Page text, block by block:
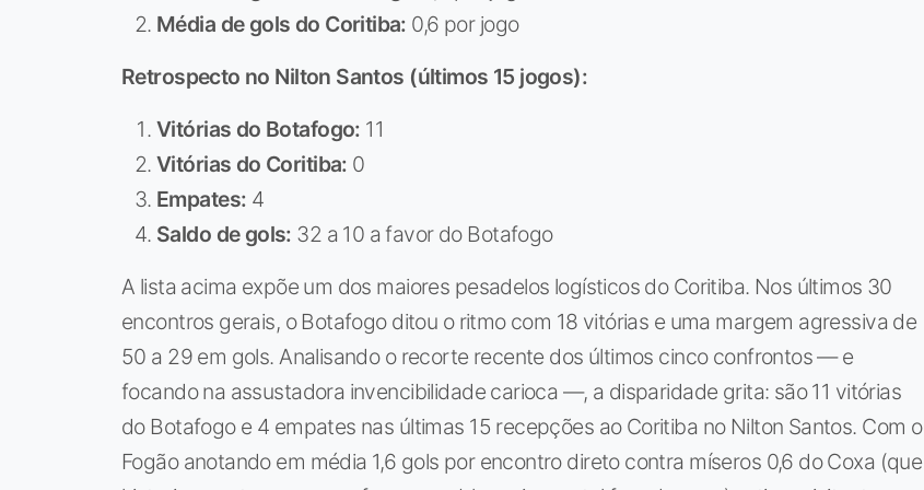
Média de gols do Coritiba: 0,6 por jogo
Retrospecto no Nilton Santos (últimos 15 jogos):
Vitórias do Botafogo: 11
Vitórias do Coritiba: 0
Empates: 4
Saldo de gols: 32 a 10 a favor do Botafogo
A lista acima expõe um dos maiores pesadelos logísticos do Coritiba. Nos últimos 30
encontros gerais, o Botafogo ditou o ritmo com 18 vitórias e uma margem agressiva de
50 a 29 em gols. Analisando o recorte recente dos últimos cinco confrontos — e
focando na assustadora invencibilidade carioca —, a disparidade grita: são 11 vitórias
do Botafogo e 4 empates nas últimas 15 recepções ao Coritiba no Nilton Santos. Com o
Fogão anotando em média 1,6 gols por encontro direto contra míseros 0,6 do Coxa (que